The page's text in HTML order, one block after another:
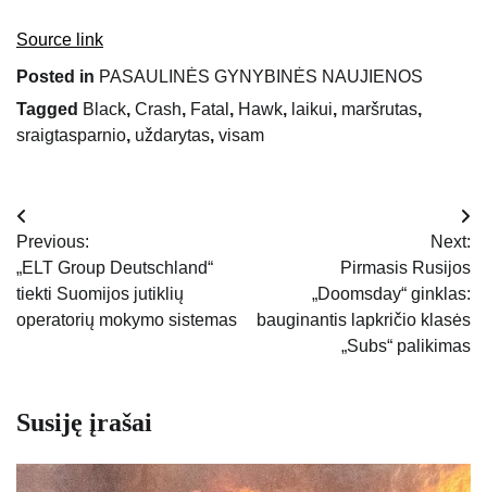
Source link
Posted in PASAULINĖS GYNYBINĖS NAUJIENOS
Tagged Black, Crash, Fatal , Hawk, laikui, maršrutas,
sraigtasparnio, uždarytas, visam
Navigacija
tarp
įrašų
Previous:
„ELT Group Deutschland“
tiekti Suomijos jutiklių
operatorių mokymo sistemas
Next:
Pirmasis Rusijos
„Doomsday“ ginklas:
bauginantis lapkričio klasės
„Subs“ palikimas
Susiję įrašai